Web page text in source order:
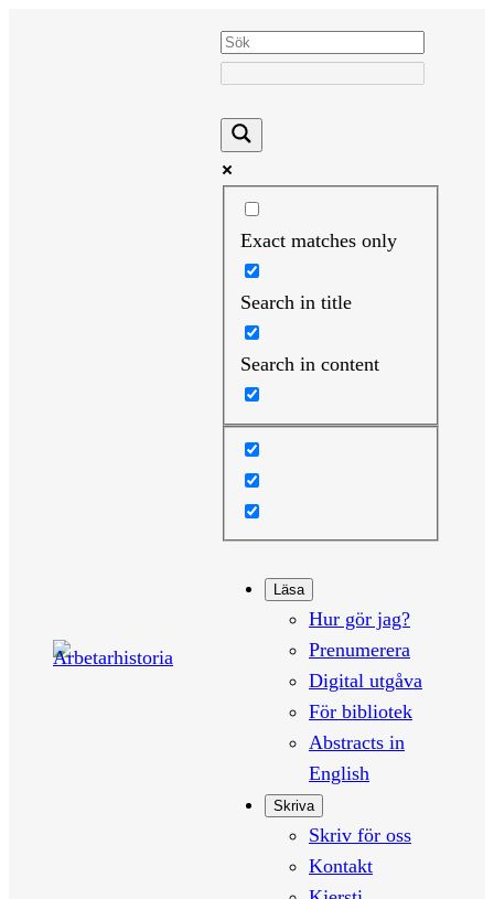
Exact matches only
Search in title
Search in content
Läsa
Hur gör jag?
Prenumerera
Digital utgåva
För bibliotek
Abstracts in
English
Skriva
Skriv för oss
Kontakt